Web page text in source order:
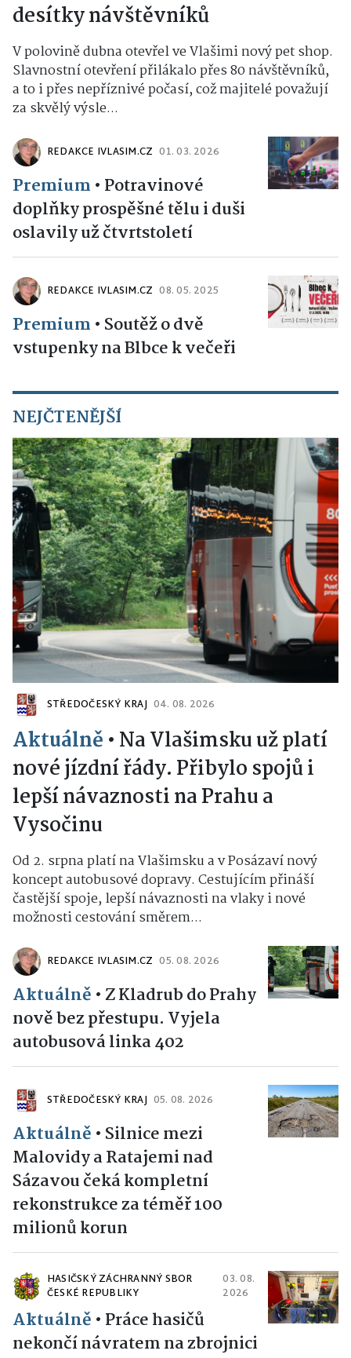
desítky návštěvníků
V polovině dubna otevřel ve Vlašimi nový pet shop.
Slavnostní otevření přilákalo přes 80 návštěvníků,
a to i přes nepříznivé počasí, což majitelé považují
za skvělý výsle...
REDAKCE IVLASIM.CZ 01. 03. 2026
Premium • Potravinové
doplňky prospěšné tělu i duši
oslavily už čtvrtstoletí
REDAKCE IVLASIM.CZ 08. 05. 2025
Premium • Soutěž o dvě
vstupenky na Blbce k večeři
NEJČTENĚJŠÍ
STŘEDOČESKÝ KRAJ 04. 08. 2026
Aktuálně • Na Vlašimsku už platí
nové jízdní řády. Přibylo spojů i
lepší návaznosti na Prahu a
Vysočinu
Od 2. srpna platí na Vlašimsku a v Posázaví nový
koncept autobusové dopravy. Cestujícím přináší
častější spoje, lepší návaznosti na vlaky i nové
možnosti cestování směrem...
REDAKCE IVLASIM.CZ 05. 08. 2026
Aktuálně • Z Kladrub do Prahy
nově bez přestupu. Vyjela
autobusová linka 402
STŘEDOČESKÝ KRAJ 05. 08. 2026
Aktuálně • Silnice mezi
Malovidy a Ratajemi nad
Sázavou čeká kompletní
rekonstrukce za téměř 100
milionů korun
HASIČSKÝ ZÁCHRANNÝ SBOR
ČESKÉ REPUBLIKY
03. 08.
2026
Aktuálně • Práce hasičů
nekončí návratem na zbrojnici